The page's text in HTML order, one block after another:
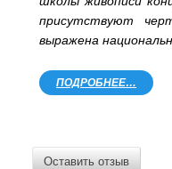
присутствуют
выражена
ПОДРОБНЕЕ…
Оставить отзыв